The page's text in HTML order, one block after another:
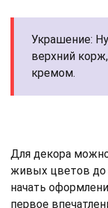
Украшение:
верхний
кремом.
Для декора
живых цветов до
начать
первое